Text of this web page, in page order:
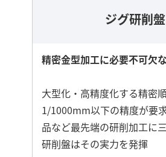
ジグ研削盤
精密金型加工に必要不可欠
大型化・高精度化する精密順
1/1000mm以下の精度が要
品など最先端の研削加工に
研削盤はその実力を発揮